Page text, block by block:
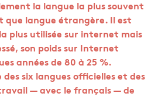
la langue la plus souvent
que langue étrangère. Il est
plus utilisée sur internet mais
son poids sur Internet
années de 80 à 25 %.
des six langues officielles et des
— avec le français — de